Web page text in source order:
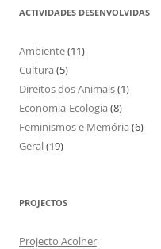
ACTIVIDADES DESENVOLVIDAS
Ambiente(11)
Cultura (5)
Direitos dos Animais(1)
Economia-Ecologia (8)
Feminismos e Memória (6)
Geral(19)
PROJECTOS
Projecto Acolher